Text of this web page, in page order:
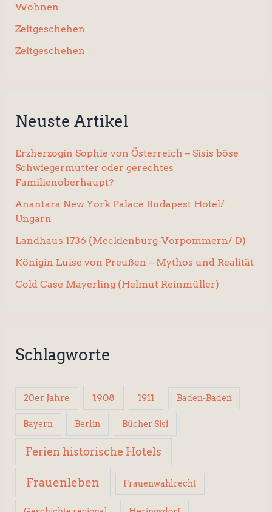
Wohnen
Zeitgeschehen
Zeitgeschehen
Neuste Artikel
Erzherzogin Sophie von Österreich – Sisis böse
Schwiegermutter oder gerechtes
Familienoberhaupt?
Anantara New York Palace Budapest Hotel/
Ungarn
Landhaus 1736 (Mecklenburg-Vorpommern/ D)
Königin Luise von Preußen – Mythos und Realität
Cold Case Mayerling (Helmut Reinmüller)
Schlagworte
20er Jahre 1908 1911 Baden-Baden
Bayern Berlin Bücher Sisi
Ferien historische Hotels
Frauenleben Frauenwahlrecht